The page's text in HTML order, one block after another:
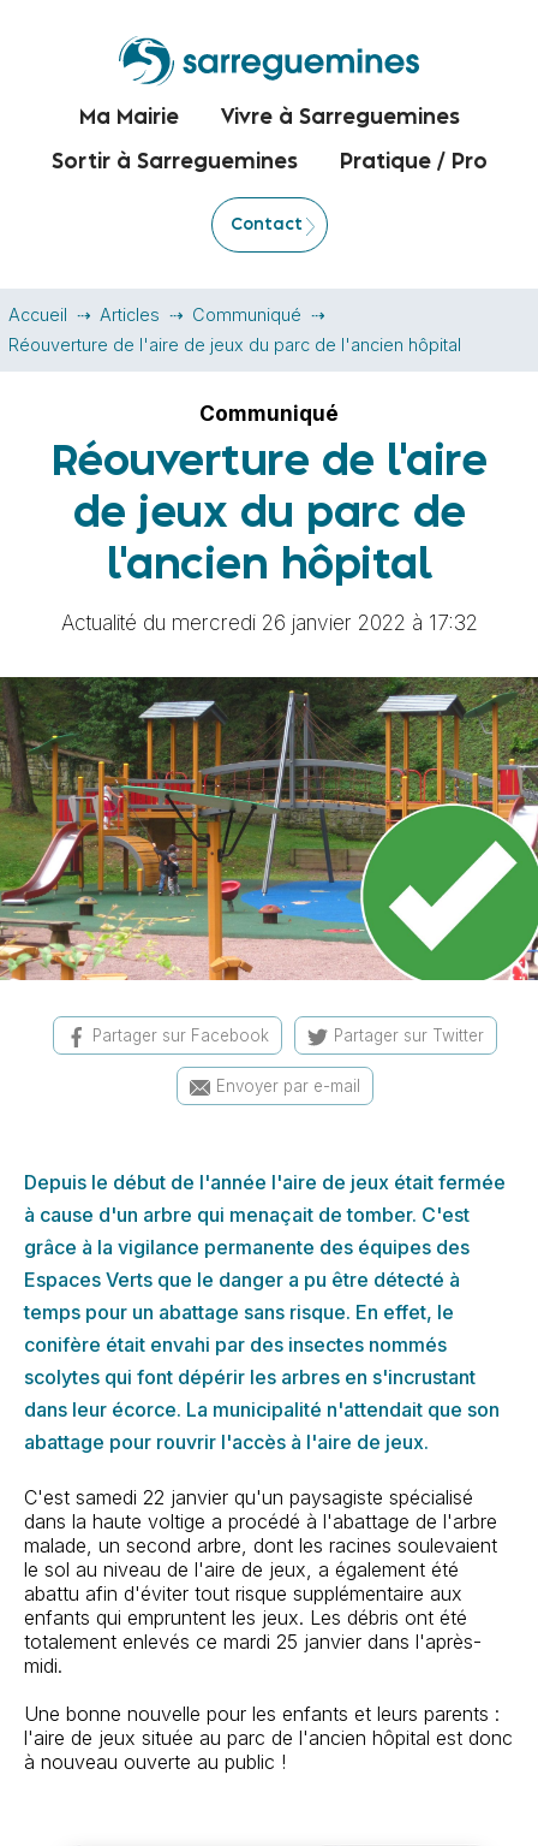
Ma Mairie Vivre à Sarreguemines
Sortir à Sarreguemines Pratique / Pro
Contact
Accueil Articles
Communiqué
Réouverture de l'aire de jeux du parc de l'ancien hôpital
Communiqué
Réouverture de l'aire
de jeux du parc de
l'ancien hôpital
Actualité du mercredi 26 janvier 2022 à 17:32
Partager sur Facebook Partager sur Twitter
Envoyer par e-mail
Depuis le début de l'année l'aire de jeux était fermée
à cause d'un arbre qui menaçait de tomber. C'est
grâce à la vigilance permanente des équipes des
Espaces Verts que le danger a pu être détecté à
temps pour un abattage sans risque. En effet, le
conifère était envahi par des insectes nommés
scolytes qui font dépérir les arbres en s'incrustant
dans leur écorce. La municipalité n'attendait que son
abattage pour rouvrir l'accès à l'aire de jeux.
C'est samedi 22 janvier qu'un paysagiste spécialisé
dans la haute voltige a procédé à l'abattage de l'arbre
malade, un second arbre, dont les racines soulevaient
le sol au niveau de l'aire de jeux, a également été
abattu afin d'éviter tout risque supplémentaire aux
enfants qui empruntent les jeux. Les débris ont été
totalement enlevés ce mardi 25 janvier dans l'après-
midi.
Une bonne nouvelle pour les enfants et leurs parents :
l'aire de jeux située au parc de l'ancien hôpital est donc
à nouveau ouverte au public !